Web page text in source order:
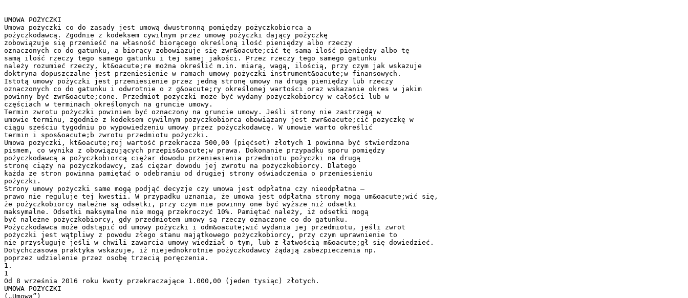
UMOWA POŻYCZKI
Umowa pożyczki co do zasady jest umową dwustronną pomiędzy pożyczkobiorca a
pożyczkodawcą. Zgodnie z kodeksem cywilnym przez umowę pożyczki dający pożyczkę
zobowiązuje się przenieść na własność biorącego określoną ilość pieniędzy albo rzeczy
oznaczonych co do gatunku, a biorący zobowiązuje się zwr&oacute;cić tę samą ilość pieniędzy albo tę
samą ilość rzeczy tego samego gatunku i tej samej jakości. Przez rzeczy tego samego gatunku
należy rozumieć rzeczy, kt&oacute;re można określić m.in. miarą, wagą, ilością, przy czym jak wskazuje
doktryna dopuszczalne jest przeniesienie w ramach umowy pożyczki instrument&oacute;w finansowych.
Istotą umowy pożyczki jest przeniesienie przez jedną stronę umowy na drugą pieniędzy lub rzeczy
oznaczonych co do gatunku i odwrotnie o z g&oacute;ry określonej wartości oraz wskazanie okres w jakim
powinny być zwr&oacute;cone. Przedmiot pożyczki może być wydany pożyczkobiorcy w całości lub w
częściach w terminach określonych na gruncie umowy.
Termin zwrotu pożyczki powinien być oznaczony na gruncie umowy. Jeśli strony nie zastrzegą w
umowie terminu, zgodnie z kodeksem cywilnym pożyczkobiorca obowiązany jest zwr&oacute;cić pożyczkę w
ciągu sześciu tygodniu po wypowiedzeniu umowy przez pożyczkodawcę. W umowie warto określić
termin i spos&oacute;b zwrotu przedmiotu pożyczki.
Umowa pożyczki, kt&oacute;rej wartość przekracza 500,00 (pięćset) złotych 1 powinna być stwierdzona
pismem, co wynika z obowiązujących przepis&oacute;w prawa. Dokonanie przypadku sporu pomiędzy
pożyczkodawcą a pożyczkobiorcą ciężar dowodu przeniesienia przedmiotu pożyczki na drugą
stronę ciąży na pożyczkodawcy, zaś ciężar dowodu jej zwrotu na pożyczkobiorcy. Dlatego
każda ze stron powinna pamiętać o odebraniu od drugiej strony oświadczenia o przeniesieniu
pożyczki.
Strony umowy pożyczki same mogą podjąć decyzje czy umowa jest odpłatna czy nieodpłatna –
prawo nie reguluje tej kwestii. W przypadku uznania, że umowa jest odpłatna strony mogą um&oacute;wić się,
że pożyczkobiorcy należne są odsetki, przy czym nie powinny one być wyższe niż odsetki
maksymalne. Odsetki maksymalne nie mogą przekroczyć 10%. Pamiętać należy, iż odsetki mogą
być należne pożyczkobiorcy, gdy przedmiotem umowy są rzeczy oznaczone co do gatunku.
Pożyczkodawca może odstąpić od umowy pożyczki i odm&oacute;wić wydania jej przedmiotu, jeśli zwrot
pożyczki jest wątpliwy z powodu złego stanu majątkowego pożyczkobiorcy, przy czym uprawnienie to
nie przysługuje jeśli w chwili zawarcia umowy wiedział o tym, lub z łatwością m&oacute;gł się dowiedzieć.
Dotychczasowa praktyka wskazuje, iż niejednokrotnie pożyczkodawcy żądają zabezpieczenia np.
poprzez udzielenie przez osobę trzecią poręczenia.
1.
1
Od 8 września 2016 roku kwoty przekraczające 1.000,00 (jeden tysiąc) złotych.
UMOWA POŻYCZKI
(„Umowa”)